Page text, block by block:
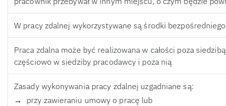
W pracy zdalnej wykorzystywane są środki
Praca zdalna może być realizowana w całości poza
częściowo w siedziby pracodawcy i poza nią
Zasady wykonywania pracy zdalnej uzgadniane są:
przy zawieraniu umowy o pracę lub